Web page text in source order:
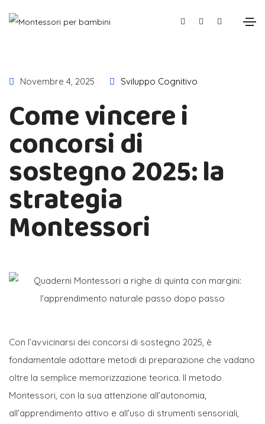
Novembre 4, 2025 Sviluppo Cognitivo
Come vincere i
concorsi di
sostegno 2025: la
strategia
Montessori
Con l’avvicinarsi dei concorsi di sostegno 2025, è
fondamentale adottare metodi di preparazione che vadano
oltre la semplice memorizzazione teorica. Il metodo
Montessori, con la sua attenzione all’autonomia,
all’apprendimento attivo e all’uso di strumenti sensoriali,